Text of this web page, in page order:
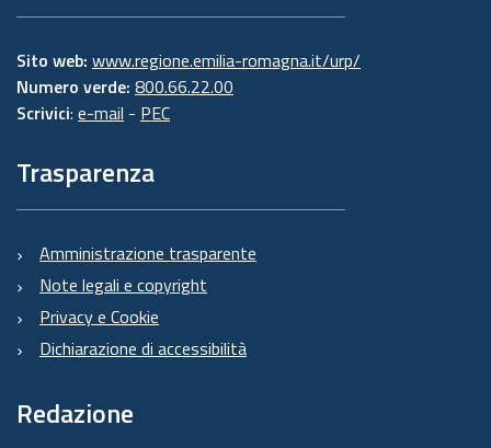
Sito web: www.regione.emilia-romagna.it/urp/
Numero verde: 800.66.22.00
Scrivici: e-mail - PEC
Trasparenza
Amministrazione trasparente
Note legali e copyright
Privacy e Cookie
Dichiarazione di accessibilità
Redazione